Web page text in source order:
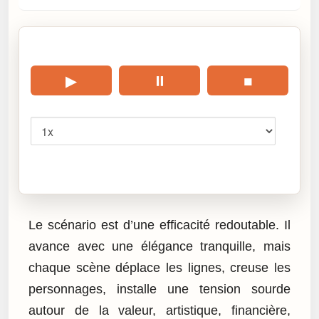
▶ ⏸ ■
Le scénario est d’une efficacité redoutable. Il
avance avec une élégance tranquille, mais
chaque scène déplace les lignes, creuse les
personnages, installe une tension sourde
autour de la valeur, artistique, financière,